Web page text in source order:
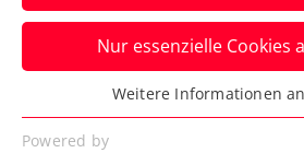
News filtern
Nur essenzielle Cookies
Essenziell
Essenzielle Cookies werden für
Weitere Informationen
Powered by